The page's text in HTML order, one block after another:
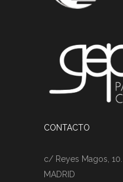
CONTACTO
c/ Reyes Magos,
MADRID